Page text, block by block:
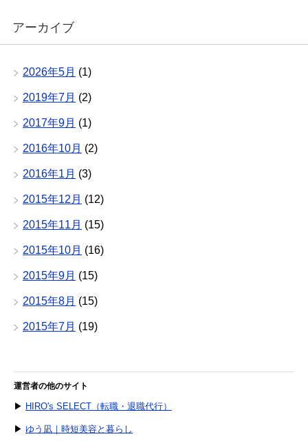
アーカイブ
2026年5月 (1)
2019年7月 (2)
2017年9月 (1)
2016年10月 (2)
2016年1月 (3)
2015年12月 (12)
2015年11月 (15)
2015年10月 (16)
2015年9月 (15)
2015年8月 (15)
2015年7月 (19)
運営者の他のサイト
▶ HIRO's SELECT（転職・退職代行）
▶ ゆう凪｜時短美容と暮らし